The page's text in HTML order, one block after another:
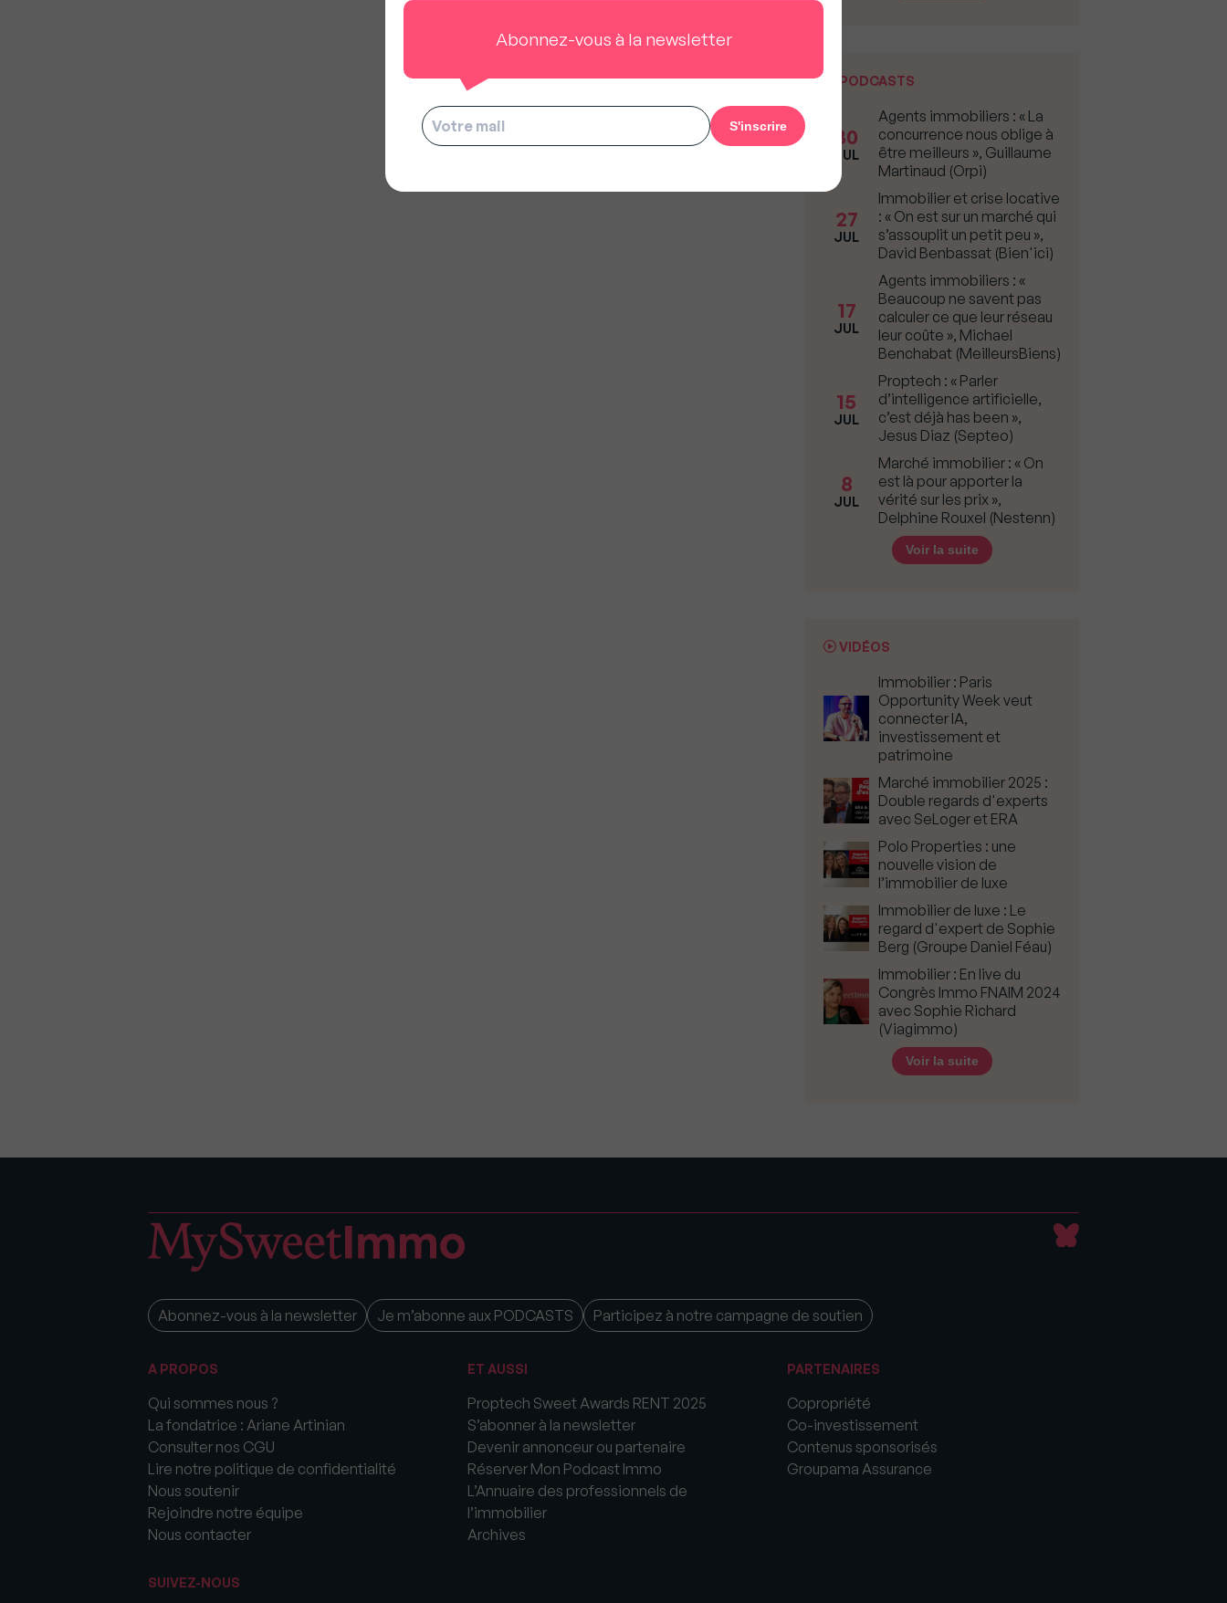
PODCASTS
30
JUL
Agents immobiliers : « La
concurrence nous oblige à
être meilleurs », Guillaume
Martinaud (Orpi)
27
JUL
Immobilier et crise locative
: « On est sur un marché qui
s’assouplit un petit peu »,
David Benbassat (Bien'ici)
17
JUL
Agents immobiliers : «
Beaucoup ne savent pas
calculer ce que leur réseau
leur coûte », Michael
Benchabat (MeilleursBiens)
15
JUL
Proptech : « Parler
d’intelligence artificielle,
c’est déjà has been »,
Jesus Diaz (Septeo)
8
JUL
Marché immobilier : « On
est là pour apporter la
vérité sur les prix »,
Delphine Rouxel (Nestenn)
Voir la suite
VIDÉOS
Immobilier : Paris
Opportunity Week veut
connecter IA,
investissement et
patrimoine
Marché immobilier 2025 :
Double regards d'experts
avec SeLoger et ERA
Polo Properties : une
nouvelle vision de
l’immobilier de luxe
Immobilier de luxe : Le
regard d'expert de Sophie
Berg (Groupe Daniel Féau)
Immobilier : En live du
Congrès Immo FNAIM 2024
avec Sophie Richard
(Viagimmo)
Voir la suite
Abonnez-vous à la newsletter Je m’abonne aux PODCASTS Participez à notre campagne de soutien
A PROPOS
Qui sommes nous ?
La fondatrice : Ariane Artinian
Consulter nos CGU
Lire notre politique de confidentialité
Nous soutenir
Rejoindre notre équipe
Nous contacter
ET AUSSI
Proptech Sweet Awards RENT 2025
S’abonner à la newsletter
Devenir annonceur ou partenaire
Réserver Mon Podcast Immo
L’Annuaire des professionnels de
l’immobilier
Archives
PARTENAIRES
Copropriété
Co-investissement
Contenus sponsorisés
Groupama Assurance
SUIVEZ-NOUS
Abonnez-vous à la newsletter